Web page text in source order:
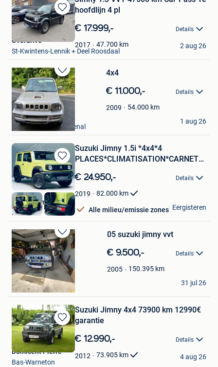
Bewaren
in
Mijn
Favorieten
hoofdlijn 4 pl
€ 17.999,- Details
2017 47.700 km
Overdrive
St-Kwintens-Lennik + Deel Roosdaal
2 aug 26
Bewaren
in
Mijn
Favorieten
4x4
€ 11.000,- Details
2009 54.000 km
JP
Frasnes - Lez - Buissenal
1 aug 26
Bewaren
in
Mijn
Favorieten
Suzuki Jimny 1.5i *4x4*4
PLACES*CLIMATISATION*CARNET
€ 24.950,- Details
2019 82.000 km
Alle milieu/emissie zones
QLF Automobile
Floreffe
Eergisteren
Bewaren
in
Mijn
Favorieten
05 suzuki jimny vvt
€ 9.500,- Details
2005 150.395 km
Reece Good
Herentals
31 jul 26
Bewaren
in
Mijn
Favorieten
Suzuki Jimny 4x4 73900 km 12990€
garantie
€ 12.990,- Details
2012 73.905 km
Domicent Pierre
Bas-Warneton
4 aug 26